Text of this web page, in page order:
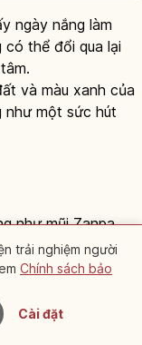
ngày nắng làm
thể đổi qua lại
và màu xanh của
như một sức hút
như mũi Zanpa
người.
ra vào hãy tuân
chuyển sang cơ
Gần đây
trải nghiệm người
Chính sách bảo
Cài đặt